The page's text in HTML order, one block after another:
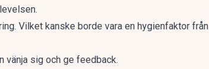
Vilket kanske borde vara en hygienfaktor från
vänja sig och ge feedback.